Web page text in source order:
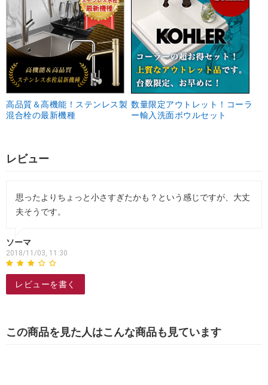
高品質＆高機能！ステンレス製
混合栓の最新機種
数量限定アウトレット！コーラ
ー輸入洗面ボウルセット
レビュー
思ったよりちょっと小さすぎたかも？という感じですが、大丈
夫そうです。
ソーマ
2018/11/03, 11:30
レビューを書く
この商品を見た人はこんな商品も見ています